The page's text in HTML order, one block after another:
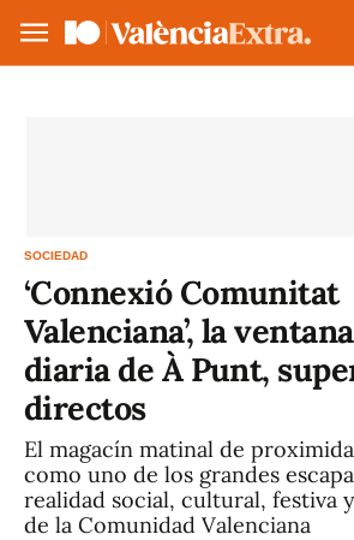
SOCIEDAD
‘Connexió Comunitat
Valenciana’, la
diaria de À Punt,
directos
El magacín matinal de
como uno de los grandes
realidad social, cultural, festiva
de la Comunidad Valenciana